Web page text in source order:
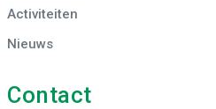
Activiteiten
Nieuws
Contact